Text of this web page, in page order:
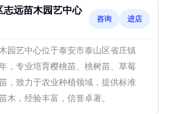
志远苗木园艺中心
咨询 进店
园艺中心位于泰安市泰山区省庄镇
，专业培育樱桃苗、桃树苗、草莓
，致力于农业种植领域，提供标准
木，经验丰富，信誉卓著。